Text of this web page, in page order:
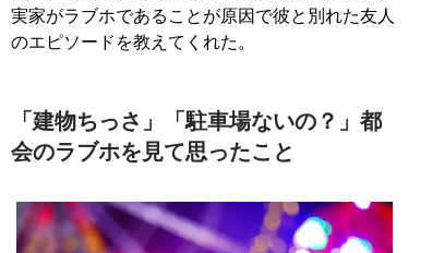
実家がラブホであることが原因で彼と別れた友人
のエピソードを教えてくれた。
「建物ちっさ」「駐車場ないの？」都
会のラブホを見て思ったこと